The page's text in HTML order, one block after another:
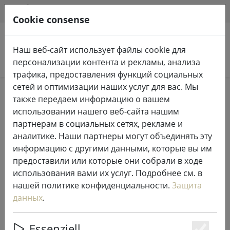
Поиск продуктов
Home Кухня и еда Кухонные принадлежности
Zone placemat пластиковый
плетеный серебристый
Cookie consense
Наш веб-сайт использует файлы cookie для
персонализации контента и рекламы, анализа
трафика, предоставления функций социальных
сетей и оптимизации наших услуг для вас. Мы
также передаем информацию о вашем
использовании нашего веб-сайта нашим
партнерам в социальных сетях, рекламе и
аналитике. Наши партнеры могут объединять эту
информацию с другими данными, которые вы им
предоставили или которые они собрали в ходе
использования вами их услуг. Подробнее см. в
нашей политике конфиденциальности. Защита
данных.